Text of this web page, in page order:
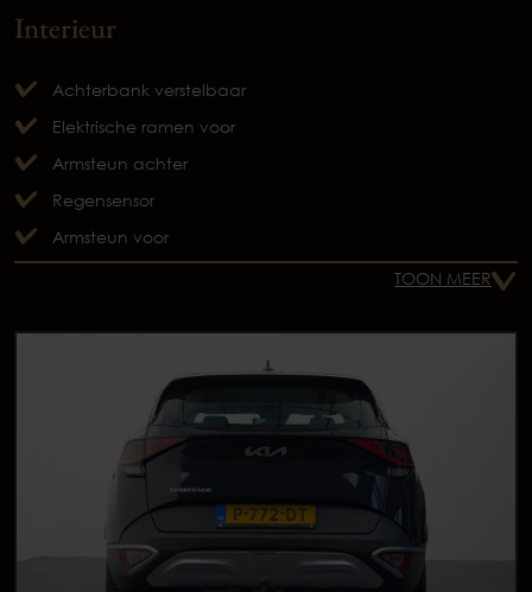
Interieur
Achterbank verstelbaar
Elektrische ramen voor
Armsteun achter
Regensensor
Armsteun voor
TOON MEER